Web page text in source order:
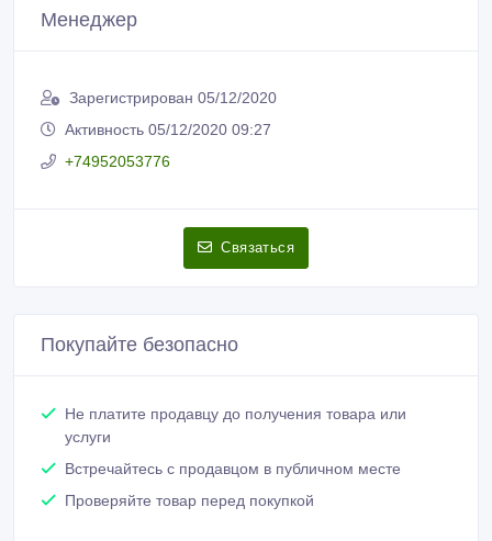
Менеджер
Зарегистрирован 05/12/2020
Активность 05/12/2020 09:27
+74952053776
Связаться
Покупайте безопасно
Не платите продавцу до получения товара или
услуги
Встречайтесь с продавцом в публичном месте
Проверяйте товар перед покупкой